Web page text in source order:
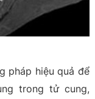
pháp hiệu quả để
trong tử cung,